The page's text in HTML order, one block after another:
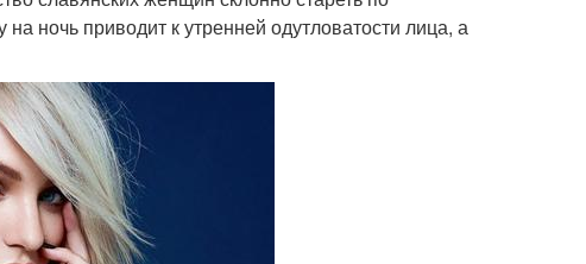
ночь приводит к утренней одутловатости лица, а